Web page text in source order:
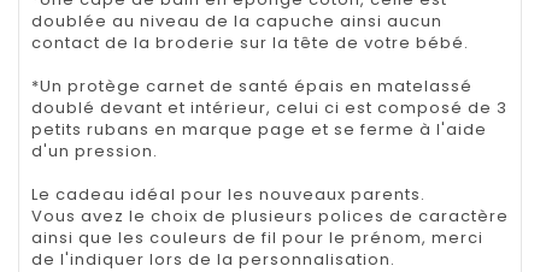
doublée au niveau de la capuche ainsi aucun
contact de la broderie sur la tête de votre bébé.
*Un protège carnet de santé épais en matelassé
doublé devant et intérieur, celui ci est composé de 3
petits rubans en marque page et se ferme à l'aide
d'un pression.
Le cadeau idéal pour les nouveaux parents.
Vous avez le choix de plusieurs polices de caractère
ainsi que les couleurs de fil pour le prénom, merci
de l'indiquer lors de la personnalisation.